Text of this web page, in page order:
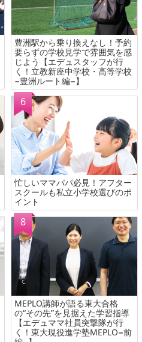
豊洲駅から乗り換えなし！予約
要らずの学校見学で雰囲気を感
じよう【エデュスタッフが行
く！立教新座中学校・高等学校
−豊洲ルート編−】
忙しいママパパ必見！アフター
スクールも私立小学校選びのポ
イント
MEPLO講師が語る東大合格
の“その先”を見据えた学習指導
【エデュママ社員突撃隊が行
く！東大現役進学塾MEPLO−前